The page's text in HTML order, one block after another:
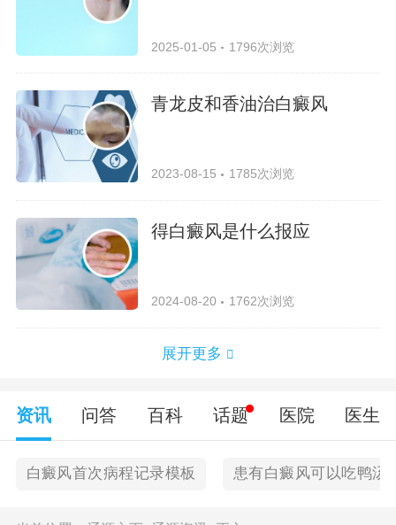
2025-01-05 1796次浏览
青龙皮和香油治白癜风
2023-08-15 1785次浏览
得白癜风是什么报应
2024-08-20 1762次浏览
展开更多
资讯 问答 百科 话题 医院 医生
白癜风首次病程记录模板 患有白癜风可以吃鸭汤